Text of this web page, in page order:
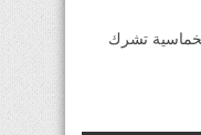
تشرك